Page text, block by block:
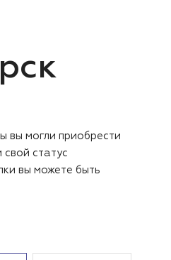
вы могли приобрести
статус
вы можете быть